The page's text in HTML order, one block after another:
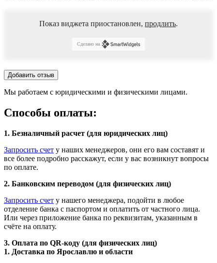
Показ виджета приостановлен, продлить.
Сделано на
Добавить отзыв
Мы работаем с юридическими и физическими лицами.
Способы оплаты:
1. Безналичный расчет (для юридических лиц)
Запросить счет у наших менеджеров, они его вам составят и
все более подробно расскажут, если у вас возникнут вопросы
по оплате.
2. Банковским переводом (для физических лиц)
Запросить счет у нашего менеджера, подойти в любое
отделение банка с паспортом и оплатить от частного лица.
Или через приложение банка по реквизитам, указанным в
счёте на оплату.
3. Оплата по QR-коду (для физических лиц)
1. Доставка по Ярославлю и области